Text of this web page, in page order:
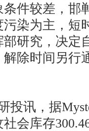
条件较差，邯
染为主，短
研究，决定
除时间另行
讯，据
社会库存